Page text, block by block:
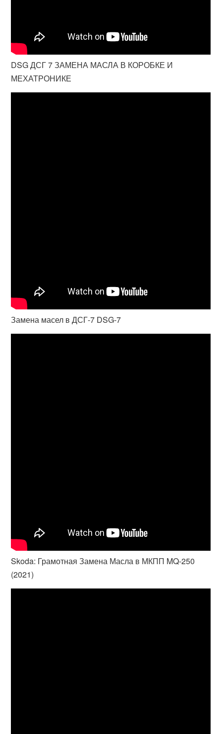
DSG ДСГ 7 ЗАМЕНА МАСЛА В КОРОБКЕ И
МЕХАТРОНИКЕ
Замена масел в ДСГ-7 DSG-7
Skoda: Грамотная Замена Масла в МКПП MQ-250
(2021)